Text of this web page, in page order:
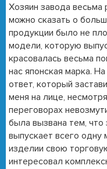
Хозяин завода
можно сказать о
продукции было не
модели, которую
красовалась весьма
нас японская марка.
ответ, который
меня на лице,
переговорах
была вызвана тем, что
выпускает всего одну
изделии свою
интересовал